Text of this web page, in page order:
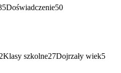
Doświadczenie50
Klasy szkolne27Dojrzały wiek5